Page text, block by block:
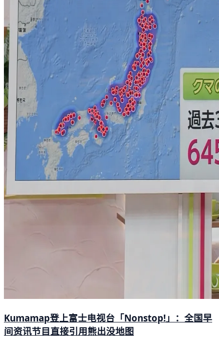
Kumamap登上富士电视台「Nonstop!」：全国早
间资讯节目直接引用熊出没地图